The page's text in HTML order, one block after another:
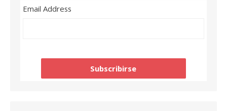
Email Address